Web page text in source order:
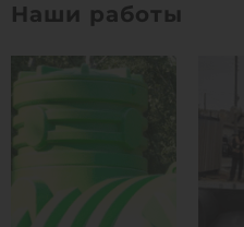
Объем:
Наши работы